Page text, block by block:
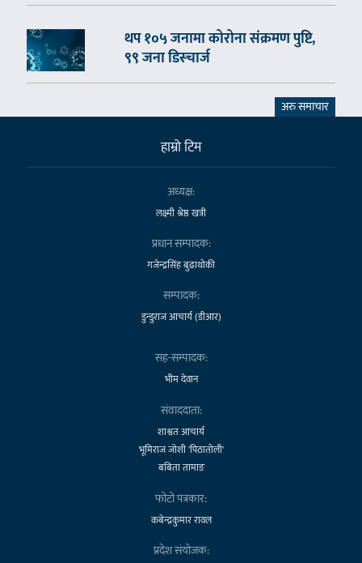
थप १०५ जनामा कोरोना संक्रमण पुष्टि,
९९ जना डिस्चार्ज
अरु समाचार
हाम्राे टिम
अध्यक्ष:
लक्ष्मी श्रेष्ठ खत्री
प्रधान सम्पादक:
गजेन्द्रसिंह बुढाथोकी
सम्पादक:
डुन्डुराज आचार्य (डीआर)
सह-सम्पादक:
भीम देवान
संवाददाता:
शाश्वत आचार्य
भूमिराज जोशी 'पिठातोली'
बबिता तामाङ
फोटो पत्रकार:
कबेन्द्रकुमार रावल
प्रदेश संयोजक: